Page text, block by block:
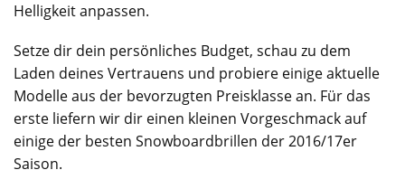
Helligkeit anpassen.
Setze dir dein persönliches Budget, schau zu dem
Laden deines Vertrauens und probiere einige aktuelle
Modelle aus der bevorzugten Preisklasse an. Für das
erste liefern wir dir einen kleinen Vorgeschmack auf
einige der besten Snowboardbrillen der 2016/17er
Saison.